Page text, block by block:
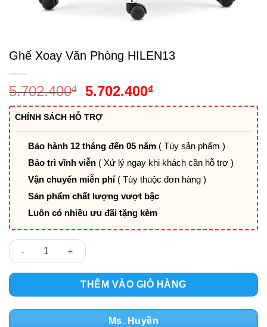
Ghế Xoay Văn Phòng HILEN13
5.702.400₫
Giá
gốc
là:
5.702.400₫.
5.702.400₫Giá
hiện
là:
5.702.400₫.
CHÍNH SÁCH HỖ TRỢ
Bảo hành 12 tháng đến 05 năm ( Tùy sản phẩm )
Bảo trì vĩnh viễn ( Xử lý ngay khi khách cần hỗ trợ )
Vận chuyển miễn phí ( Tùy thuộc đơn hàng )
Sản phẩm chất lượng vượt bậc
Luôn có nhiều ưu đãi tặng kèm
Ghế Xoay Văn Phòng HILEN13 số lượng
THÊM VÀO GIỎ HÀNG
Ms. Huyền